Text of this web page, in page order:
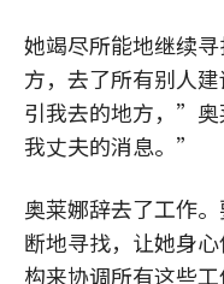
她竭尽所能地继续
方，去了所有别人
引我去的地方，”
我丈夫的消息。”
奥莱娜辞去了工作
断地寻找，让她身
构来协调所有这些